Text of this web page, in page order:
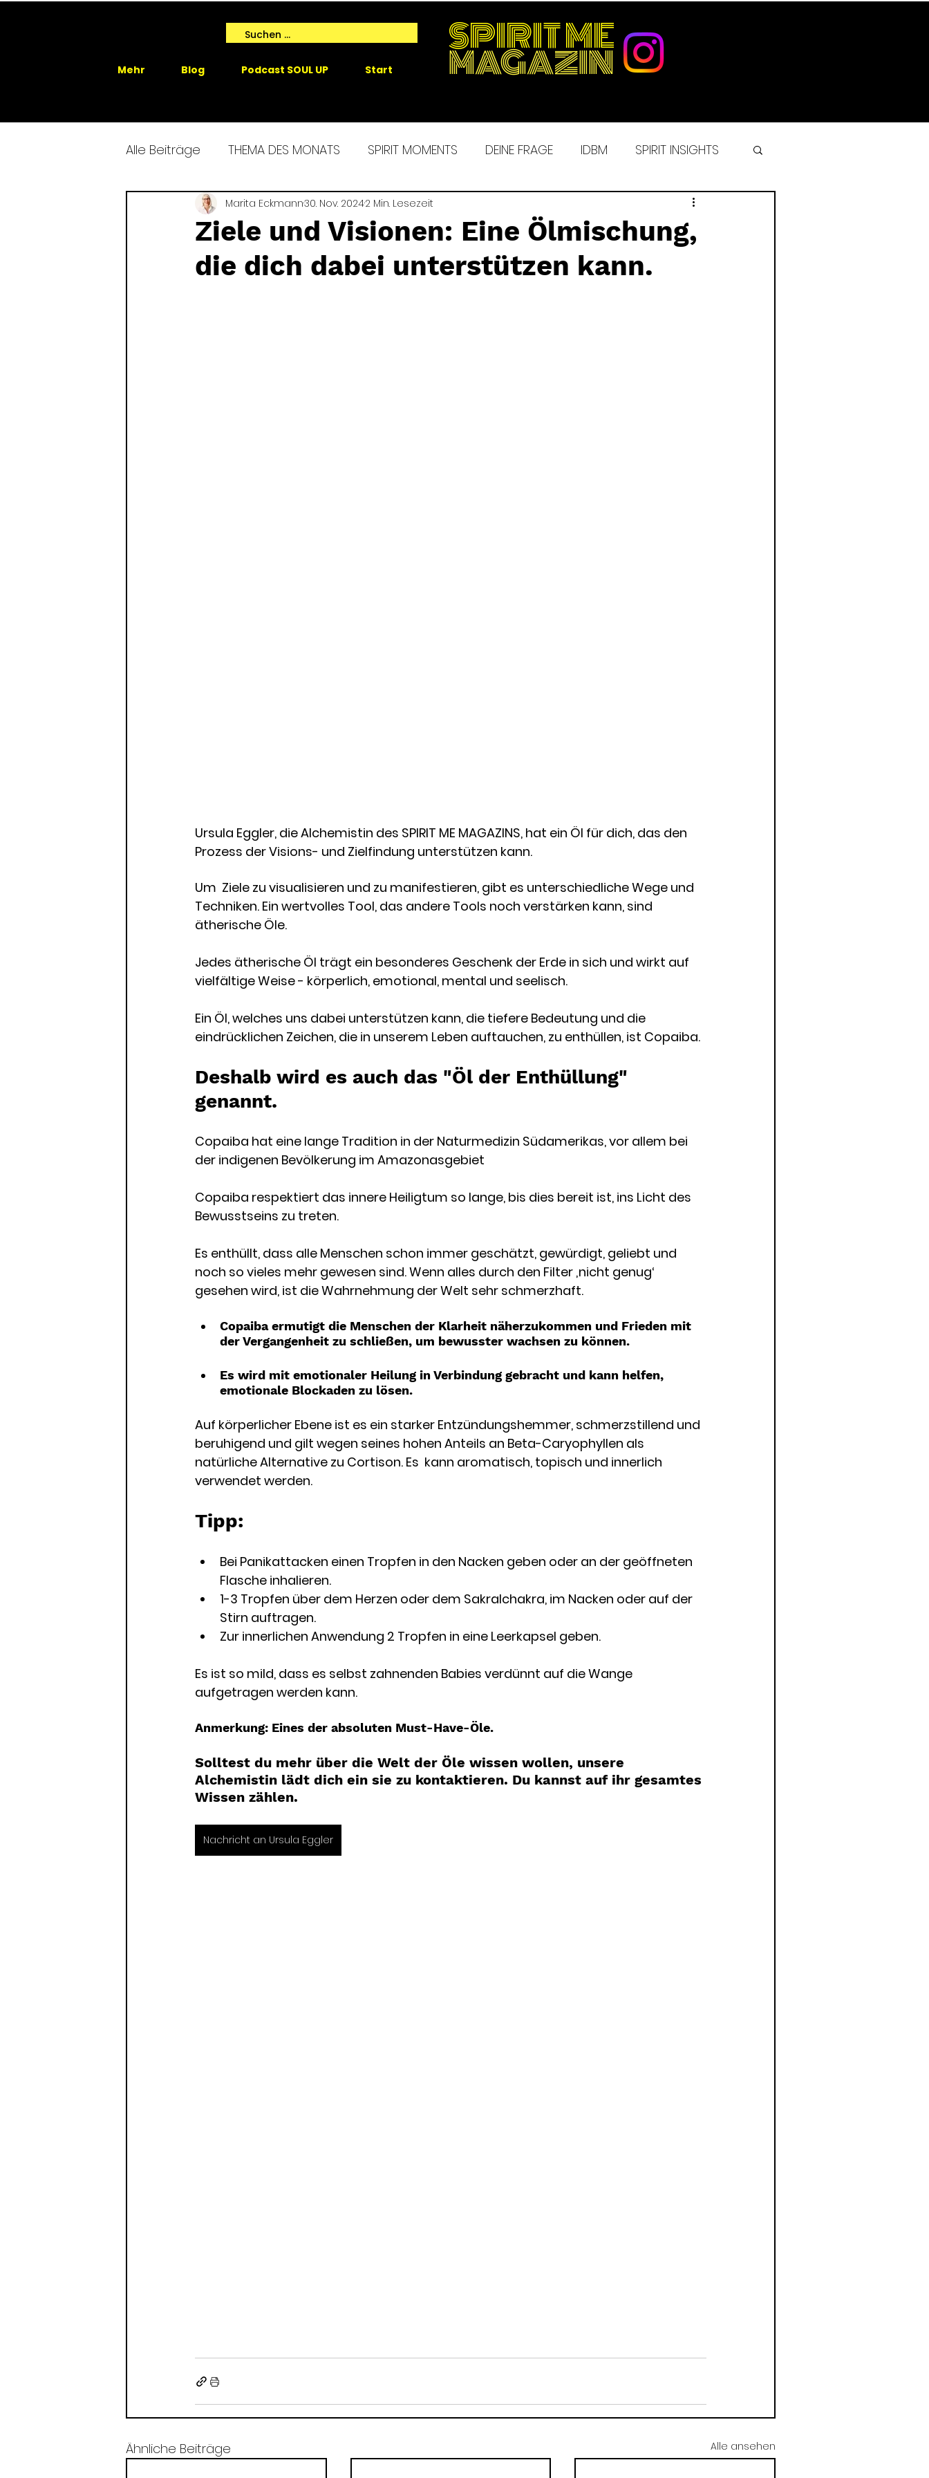
Start
Podcast SOUL UP
Blog
Mehr
SPIRIT ME
MAGAZIN
Alle Beiträge THEMA DES MONATS SPIRIT MOMENTS DEINE FRAGE IDBM SPIRIT INSIGHTS
SPIRIT ME EVENTS SPIRIT ME EXPERIENCE MORGENROUTINE
GAIA SPRICHT
Ziele und Visionen: Eine Ölmischung,
die dich dabei unterstützen kann.
Marita Eckmann30. Nov. 20242 Min. Lesezeit
Ursula Eggler, die Alchemistin des SPIRIT ME MAGAZINS, hat ein Öl für dich, das den
Prozess der Visions- und Zielfindung unterstützen kann.
Um  Ziele zu visualisieren und zu manifestieren, gibt es unterschiedliche Wege und
Techniken. Ein wertvolles Tool, das andere Tools noch verstärken kann, sind
ätherische Öle.
Jedes ätherische Öl trägt ein besonderes Geschenk der Erde in sich und wirkt auf
vielfältige Weise - körperlich, emotional, mental und seelisch.
Ein Öl, welches uns dabei unterstützen kann, die tiefere Bedeutung und die
eindrücklichen Zeichen, die in unserem Leben auftauchen, zu enthüllen, ist Copaiba.
Deshalb wird es auch das "Öl der Enthüllung"
genannt.
Copaiba hat eine lange Tradition in der Naturmedizin Südamerikas, vor allem bei
der indigenen Bevölkerung im Amazonasgebiet
Copaiba respektiert das innere Heiligtum so lange, bis dies bereit ist, ins Licht des
Bewusstseins zu treten.
Es enthüllt, dass alle Menschen schon immer geschätzt, gewürdigt, geliebt und
noch so vieles mehr gewesen sind. Wenn alles durch den Filter ‚nicht genug‘
gesehen wird, ist die Wahrnehmung der Welt sehr schmerzhaft.
Copaiba ermutigt die Menschen der Klarheit näherzukommen und Frieden mit
der Vergangenheit zu schließen, um bewusster wachsen zu können.
Es wird mit emotionaler Heilung in Verbindung gebracht und kann helfen,
emotionale Blockaden zu lösen.
Auf körperlicher Ebene ist es ein starker Entzündungshemmer, schmerzstillend und
beruhigend und gilt wegen seines hohen Anteils an Beta-Caryophyllen als
natürliche Alternative zu Cortison. Es  kann aromatisch, topisch und innerlich
verwendet werden.
Tipp:
Bei Panikattacken einen Tropfen in den Nacken geben oder an der geöffneten
Flasche inhalieren.
1-3 Tropfen über dem Herzen oder dem Sakralchakra, im Nacken oder auf der
Stirn auftragen.
Zur innerlichen Anwendung 2 Tropfen in eine Leerkapsel geben.
Es ist so mild, dass es selbst zahnenden Babies verdünnt auf die Wange
aufgetragen werden kann.
Anmerkung: Eines der absoluten Must-Have-Öle.
Solltest du mehr über die Welt der Öle wissen wollen, unsere
Alchemistin lädt dich ein sie zu kontaktieren. Du kannst auf ihr gesamtes
Wissen zählen.
Nachricht an Ursula Eggler
Ähnliche Beiträge Alle ansehen